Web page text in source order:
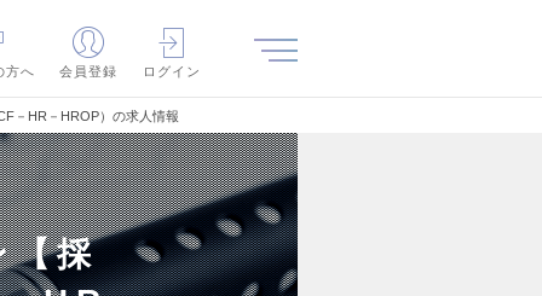
方へ
会員登録 ログイン
－HR－HROP）の求人情報
【採